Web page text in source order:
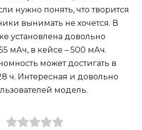
нужно понять, что творится
вынимать не хочется. В
установлена довольно
мАч, в кейсе – 500 мАч.
может достигать в
ч. Интересная и довольно
модель.